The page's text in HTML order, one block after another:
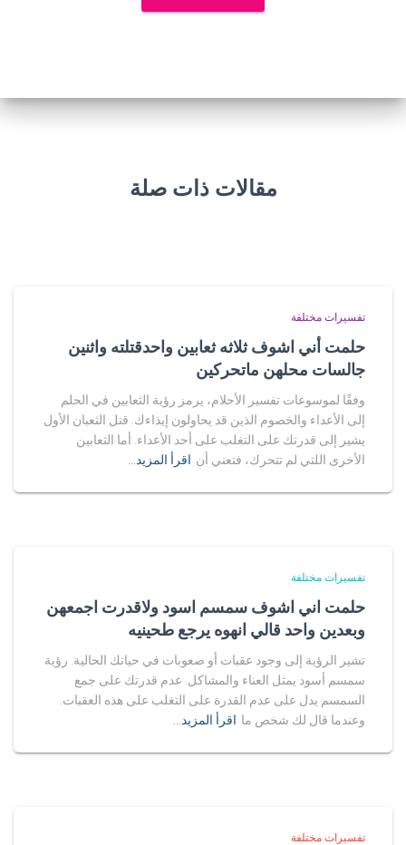
مقالات ذات صلة
تفسيرات مختلفة
حلمت أني اشوف ثلاثه ثعابين واحدقتلته واثنين
جالسات محلهن ماتحركين
وفقًا لموسوعات تفسير الأحلام، يرمز رؤية الثعابين في الحلم
إلى الأعداء والخصوم الذين قد يحاولون إيذاءك. قتل الثعبان الأول
يشير إلى قدرتك على التغلب على أحد الأعداء. أما الثعابين
الأخرى اللتي لم تتحرك، فتعني أن اقرأ المزيد…
تفسيرات مختلفة
حلمت اني اشوف سمسم اسود ولاقدرت اجمعهن
وبعدين واحد قالي انهوه يرجع طحينيه
تشير الرؤية إلى وجود عقبات أو صعوبات في حياتك الحالية. رؤية
سمسم أسود يمثل العناء والمشاكل. عدم قدرتك على جمع
السمسم يدل على عدم القدرة على التغلب على هذه العقبات.
وعندما قال لك شخص ما اقرأ المزيد…
تفسيرات مختلفة